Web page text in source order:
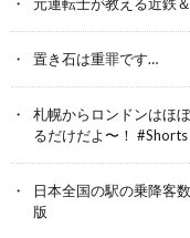
置き石は重罪です…
札幌からロンドンはほ
るだけだよ〜！ #Shorts
日本全国の駅の乗降客
版